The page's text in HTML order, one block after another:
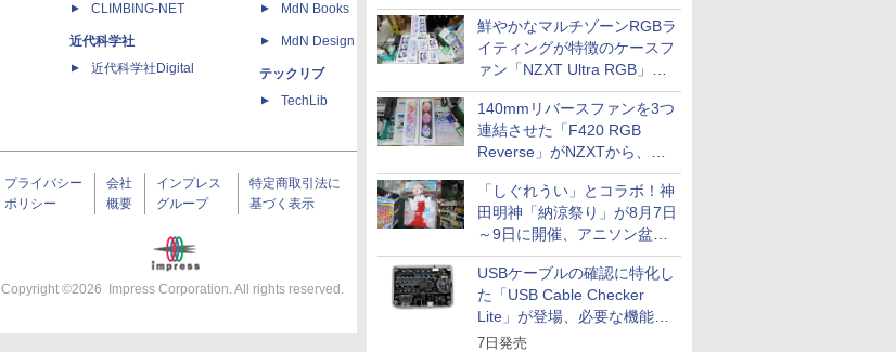
鮮やかなマルチゾーンRGBラ
イティングが特徴のケースフ
ァン「NZXT Ultra RGB」が
発売、計8製品
140mmリバースファンを3つ
連結させた「F420 RGB
Reverse」がNZXTから、単
一フレーム採用
「しぐれうい」とコラボ！神
田明神「納涼祭り」が8月7日
～9日に開催、アニソン盆踊
りや屋台グルメなどもあり
USBケーブルの確認に特化し
た「USB Cable Checker
Lite」が登場、必要な機能を
凝縮しコンパクトに
7日発売
CLIMBING-NET
近代科学社
近代科学社Digital
MdN Books
MdN Design Interactive
テックリブ
TechLib
カスタム写真集POD fabli
Impress Group Publication Informa
tion
プライバシー
ポリシー
会社
概要
インプレス
グループ
特定商取引法に
基づく表示
Copyright ©2026 Impress Corporation. All rights reserved.